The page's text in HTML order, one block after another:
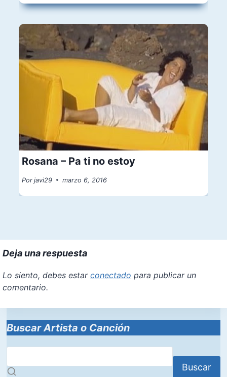
Rosana – Pa ti no estoy
Por javi29 marzo 6, 2016
Deja una respuesta
Lo siento, debes estar conectado para publicar un
comentario.
Buscar Artista o Canción
Buscar